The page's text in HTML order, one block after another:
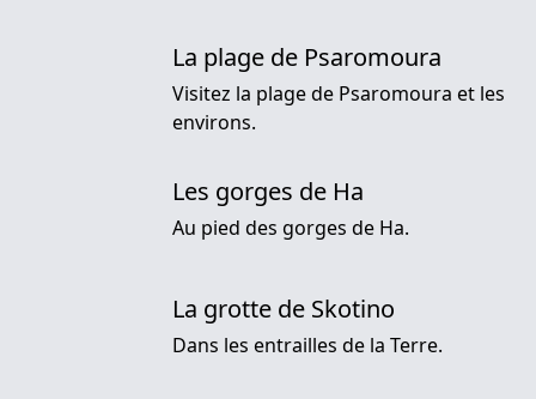
La plage de Psaromoura
Visitez la plage de Psaromoura et les
environs.
Les gorges de Ha
Au pied des gorges de Ha.
La grotte de Skotino
Dans les entrailles de la Terre.